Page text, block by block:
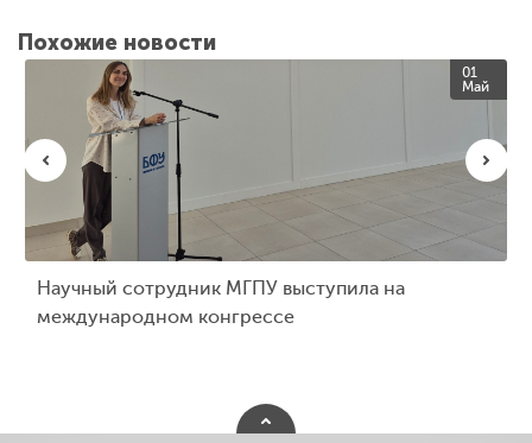
Похожие новости
01
Май
Научный сотрудник МГПУ выступила на
международном конгрессе